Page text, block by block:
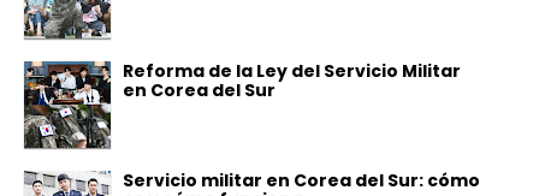
Reforma de la Ley del Servicio Militar
en Corea del Sur
Servicio militar en Corea del Sur: cómo